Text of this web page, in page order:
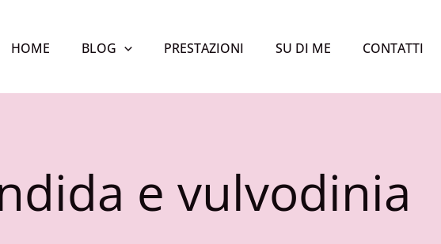
HOME BLOG PRESTAZIONI SU DI ME CONTATTI
e vulvodinia